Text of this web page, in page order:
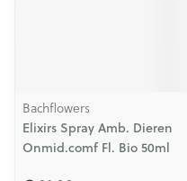
Bachflowers
Elixirs Spray Amb. Dieren
Onmid.comf Fl. Bio 50ml